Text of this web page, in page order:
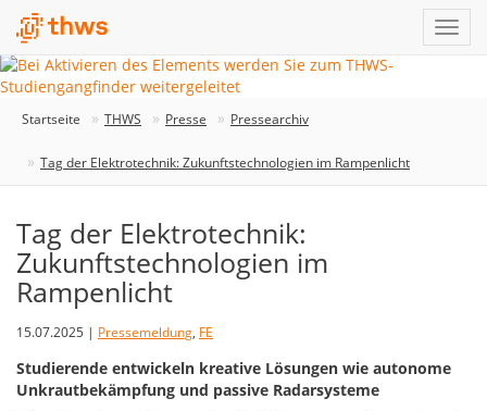
Startseite THWS Presse Pressearchiv
Tag der Elektrotechnik: Zukunftstechnologien im Rampenlicht
Tag der Elektrotechnik:
Zukunftstechnologien im
Rampenlicht
15.07.2025 | Pressemeldung, FE
Studierende entwickeln kreative Lösungen wie autonome
Unkrautbekämpfung und passive Radarsysteme